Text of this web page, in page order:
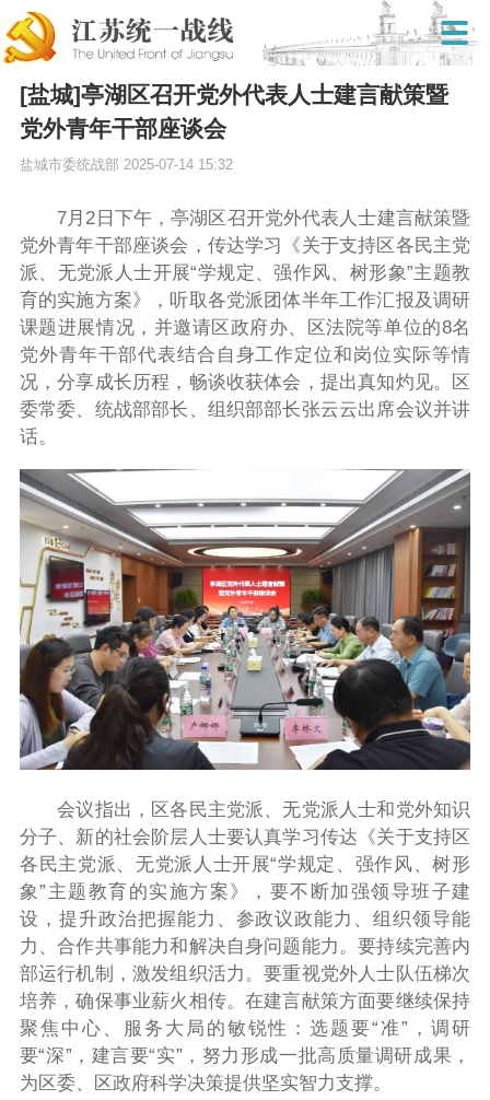
[盐城]亭湖区召开党外代表人士建言献策暨
党外青年干部座谈会
盐城市委统战部 2025-07-14 15:32
7月2日下午，亭湖区召开党外代表人士建言献策暨
党外青年干部座谈会，传达学习《关于支持区各民主党
派、无党派人士开展“学规定、强作风、树形象”主题教
育的实施方案》，听取各党派团体半年工作汇报及调研
课题进展情况，并邀请区政府办、区法院等单位的8名
党外青年干部代表结合自身工作定位和岗位实际等情
况，分享成长历程，畅谈收获体会，提出真知灼见。区
委常委、统战部部长、组织部部长张云云出席会议并讲
话。
会议指出，区各民主党派、无党派人士和党外知识
分子、新的社会阶层人士要认真学习传达《关于支持区
各民主党派、无党派人士开展“学规定、强作风、树形
象”主题教育的实施方案》，要不断加强领导班子建
设，提升政治把握能力、参政议政能力、组织领导能
力、合作共事能力和解决自身问题能力。要持续完善内
部运行机制，激发组织活力。要重视党外人士队伍梯次
培养，确保事业薪火相传。在建言献策方面要继续保持
聚焦中心、服务大局的敏锐性：选题要“准”，调研
要“深”，建言要“实”，努力形成一批高质量调研成果，
为区委、区政府科学决策提供坚实智力支撑。